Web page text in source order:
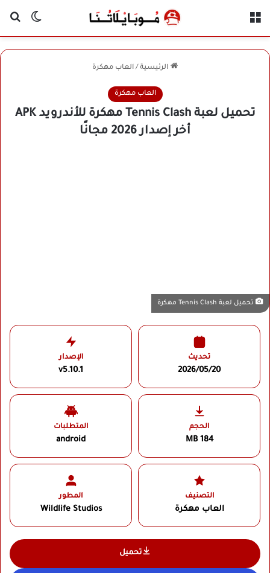
الوضع
الرئيسية / العاب مهكرة
العاب مهكرة
تحميل لعبة Tennis Clash مهكرة للأندرويد APK
أخر إصدار 2026 مجانًا
تحميل لعبة Tennis Clash مهكرة
تحديث
2026/05/20
الإصدار
v5.10.1
الحجم
184 MB
المتطلبات
android
التصنيف
العاب مهكرة
المطور
Wildlife Studios‏
تحميل